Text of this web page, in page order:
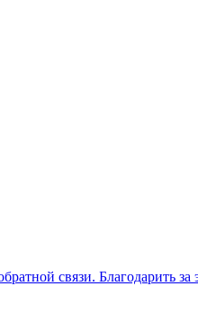
связи. Благодарить за